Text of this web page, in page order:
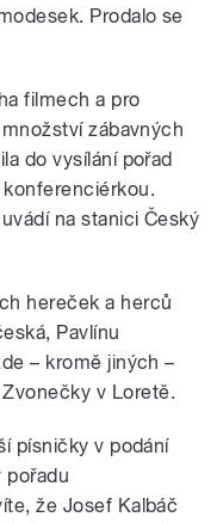
Prodalo se
filmech a pro
zábavných
do vysílání pořad
na stanici Český
hereček a herců
Pavlínu
– kromě jiných –
v Loretě.
písničky v podání
pořadu
že Josef Kalbáč